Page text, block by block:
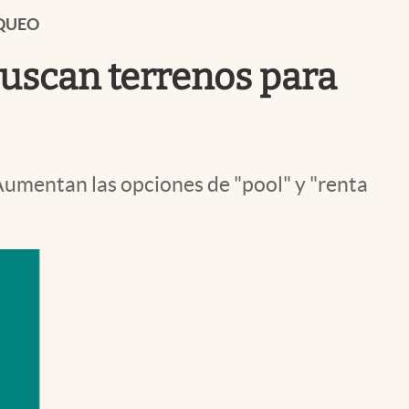
terrenos para
las opciones de "pool" y "renta